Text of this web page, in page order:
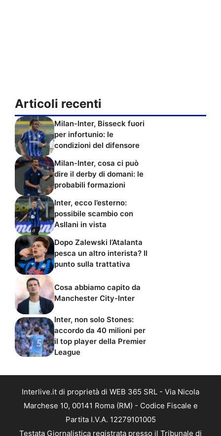
Articoli recenti
Milan-Inter, Bisseck fuori
per infortunio: le
condizioni del difensore
Milan-Inter, cosa ci può
dire il derby di domani: le
probabili formazioni
Inter, ecco l’esterno:
possibile scambio con
Asllani in vista
Dopo Zalewski l’Atalanta
pesca un altro interista? Il
punto sulla trattativa
Cosa abbiamo capito da
Manchester City-Inter
Inter, non solo Stones:
accordo da 40 milioni per
il top player della Premier
League
Interlive.it di proprietà di WEB 365 SRL - Via Nicola
Marchese 10, 00141 Roma (RM) - Codice Fiscale e
Partita I.V.A. 12279101005
Testata Giornalistica registrata presso il Tribunale di